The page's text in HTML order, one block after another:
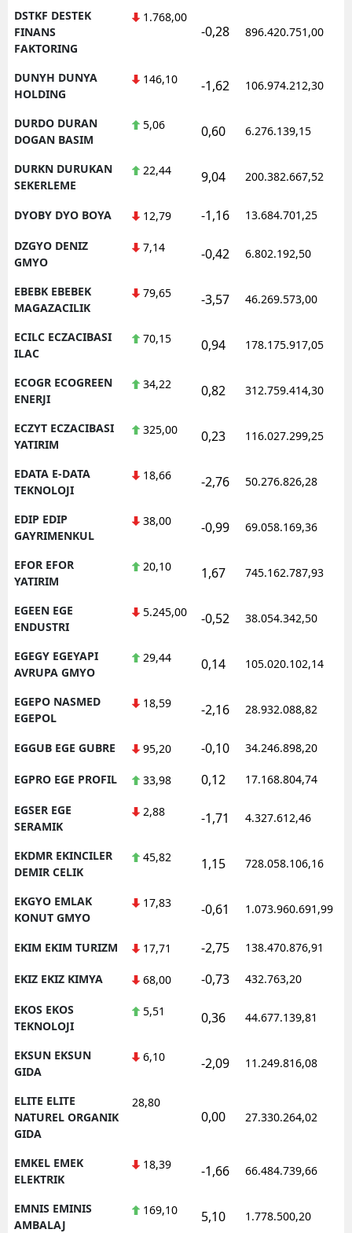
DSTKF DESTEK
FINANS
FAKTORING
1.768,00
-0,28 896.420.751,00
DUNYH DUNYA
HOLDING
146,10 -1,62 106.974.212,30
DURDO DURAN
DOGAN BASIM
5,06 0,60 6.276.139,15
DURKN DURUKAN
SEKERLEME
22,44 9,04 200.382.667,52
DYOBY DYO BOYA 12,79 -1,16 13.684.701,25
DZGYO DENIZ
GMYO
7,14 -0,42 6.802.192,50
EBEBK EBEBEK
MAGAZACILIK
79,65 -3,57 46.269.573,00
ECILC ECZACIBASI
ILAC
70,15 0,94 178.175.917,05
ECOGR ECOGREEN
ENERJI
34,22 0,82 312.759.414,30
ECZYT ECZACIBASI
YATIRIM
325,00 0,23 116.027.299,25
EDATA E-DATA
TEKNOLOJI
18,66 -2,76 50.276.826,28
EDIP EDIP
GAYRIMENKUL
38,00 -0,99 69.058.169,36
EFOR EFOR
YATIRIM
20,10 1,67 745.162.787,93
EGEEN EGE
ENDUSTRI
5.245,00 -0,52 38.054.342,50
EGEGY EGEYAPI
AVRUPA GMYO
29,44 0,14 105.020.102,14
EGEPO NASMED
EGEPOL
18,59 -2,16 28.932.088,82
EGGUB EGE GUBRE 95,20 -0,10 34.246.898,20
EGPRO EGE PROFIL 33,98 0,12 17.168.804,74
EGSER EGE
SERAMIK
2,88 -1,71 4.327.612,46
EKDMR EKINCILER
DEMIR CELIK
45,82 1,15 728.058.106,16
EKGYO EMLAK
KONUT GMYO
17,83 -0,61 1.073.960.691,99
EKIM EKIM TURIZM 17,71 -2,75 138.470.876,91
EKIZ EKIZ KIMYA 68,00 -0,73 432.763,20
EKOS EKOS
TEKNOLOJI
5,51 0,36 44.677.139,81
EKSUN EKSUN
GIDA
6,10 -2,09 11.249.816,08
ELITE ELITE
NATUREL ORGANIK
GIDA
28,80
0,00 27.330.264,02
EMKEL EMEK
ELEKTRIK
18,39 -1,66 66.484.739,66
EMNIS EMINIS
AMBALAJ
169,10 5,10 1.778.500,20